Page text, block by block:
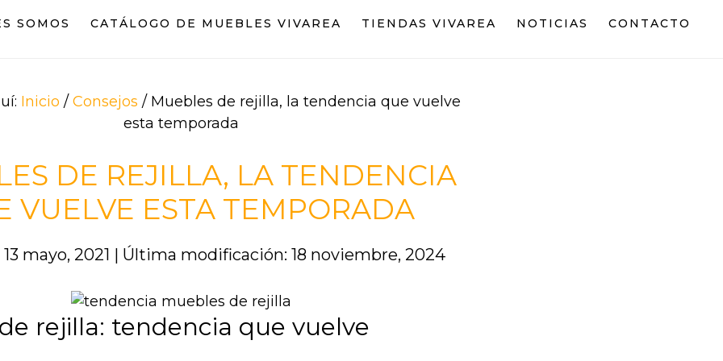
SOMOS CATÁLOGO DE MUEBLES VIVAREA TIENDAS VIVAREA NOTICIAS CONTACTO
Inicio / Consejos / Muebles de rejilla, la tendencia que vuelve
esta temporada
DE REJILLA, LA TENDENCIA
VUELVE ESTA TEMPORADA
mayo, 2021 | Última modificación: 18 noviembre, 2024
rejilla: tendencia que vuelve